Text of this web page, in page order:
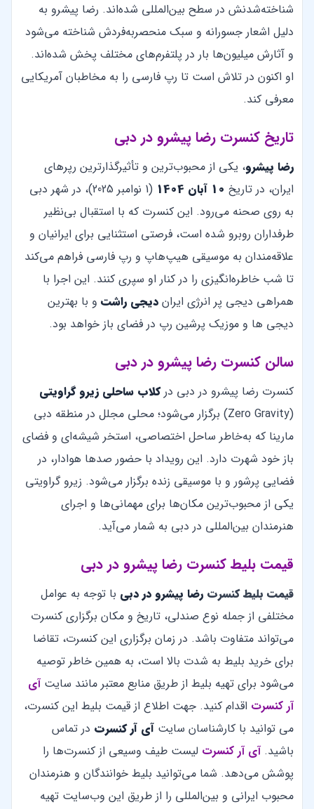
شناخته‌شدنش در سطح بین‌المللی شده‌اند. رضا پیشرو به
دلیل اشعار جسورانه و سبک منحصربه‌فردش شناخته می‌شود
و آثارش میلیون‌ها بار در پلتفرم‌های مختلف پخش شده‌اند.
او اکنون در تلاش است تا رپ فارسی را به مخاطبان آمریکایی
معرفی کند.
تاریخ کنسرت رضا پیشرو در دبی
رضا پیشرو، یکی از محبوب‌ترین و تأثیرگذارترین رپرهای
ایران، در تاریخ 10 آبان 1404
(1 نوامبر 2025)، در شهر دبی
به روی صحنه می‌رود. این کنسرت که با استقبال بی‌نظیر
طرفداران روبرو شده است، فرصتی استثنایی برای ایرانیان و
علاقه‌مندان به موسیقی هیپ‌هاپ و رپ فارسی فراهم می‌کند
تا شب خاطره‌انگیزی را در کنار او سپری کنند. این اجرا با
همراهی دیجی پر انرژی ایران دیجی راشت و با بهترین
دیجی ها و موزیک پرشین رپ در فضای باز خواهد بود.
سالن کنسرت رضا پیشرو در دبی
کنسرت رضا پیشرو در دبی درکلاب ساحلی زیرو گراویتی
(Zero Gravity) برگزار می‌شود؛ محلی مجلل در منطقه دبی
مارینا که به‌خاطر ساحل اختصاصی، استخر شیشه‌ای و فضای
باز خود شهرت دارد. این رویداد با حضور صدها هوادار، در
فضایی پرشور و با موسیقی زنده برگزار می‌شود. زیرو گراویتی
یکی از محبوب‌ترین مکان‌ها برای مهمانی‌ها و اجرای
هنرمندان بین‌المللی در دبی به شمار می‌آید.
قیمت بلیط کنسرت رضا پیشرو در دبی
قیمت بلیط کنسرت رضا پیشرو در دبی با توجه به عوامل
مختلفی از جمله نوع صندلی، تاریخ و مکان برگزاری کنسرت
می‌تواند متفاوت باشد. در زمان برگزاری این کنسرت، تقاضا
برای خرید بلیط به شدت بالا است، به همین خاطر توصیه
می‌شود برای تهیه بلیط از طریق منابع معتبر مانند سایتآی
آر کنسرت اقدام کنید. جهت اطلاع از قیمت بلیط این کنسرت،
می توانید با کارشناسان سایت آی آر کنسرت در تماس
باشید.آی آر کنسرت لیست طیف وسیعی از کنسرت‌ها را
پوشش می‌دهد. شما می‌توانید بلیط خوانندگان و هنرمندان
محبوب ایرانی و بین‌المللی را از طریق این وب‌سایت تهیه